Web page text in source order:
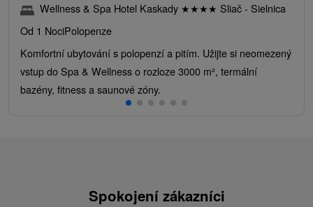
Wellness & Spa Hotel Kaskady ★★★★ Sliač - Sielnica
Od 1 NociPolopenze
Komfortní ubytování s polopenzí a pitím. Užijte si neomezený
vstup do Spa & Wellness o rozloze 3000 m², termální
bazény, fitness a saunové zóny.
Spokojení zákazníci